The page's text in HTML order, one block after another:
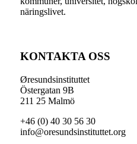
näringslivet.
KONTAKTA OSS
Øresundsinstituttet
Östergatan 9B
211 25 Malmö
+46 (0) 40 30 56 30
info@oresundsinstituttet.org